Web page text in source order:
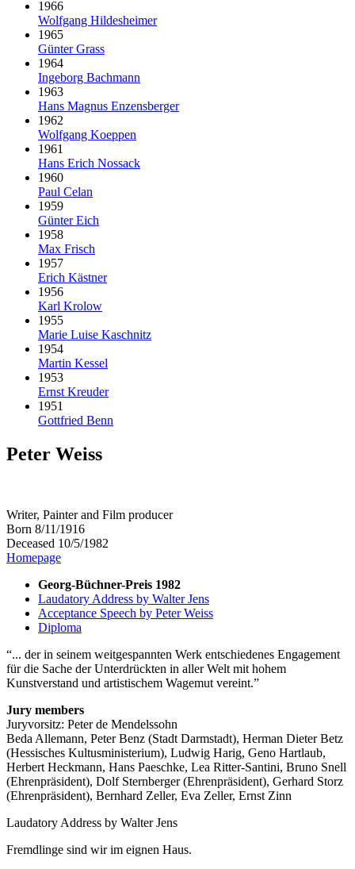
1966
Wolfgang Hildesheimer
1965
Günter Grass
1964
Ingeborg Bachmann
1963
Hans Magnus Enzensberger
1962
Wolfgang Koeppen
1961
Hans Erich Nossack
1960
Paul Celan
1959
Günter Eich
1958
Max Frisch
1957
Erich Kästner
1956
Karl Krolow
1955
Marie Luise Kaschnitz
1954
Martin Kessel
1953
Ernst Kreuder
1951
Gottfried Benn
Peter Weiss
Writer, Painter and Film producer
Born 8/11/1916
Deceased 10/5/1982
Homepage
Georg-Büchner-Preis 1982
Laudatory Address by Walter Jens
Acceptance Speech by Peter Weiss
Diploma
... der in seinem weitgespannten Werk entschiedenes Engagement
für die Sache der Unterdrückten in aller Welt mit hohem
Kunstverstand und artistischem Wagemut vereint.
Jury members
Juryvorsitz: Peter de Mendelssohn
Beda Allemann, Peter Benz (Stadt Darmstadt), Herman Dieter Betz
(Hessisches Kultusministerium), Ludwig Harig, Geno Hartlaub,
Herbert Heckmann, Hans Paeschke, Lea Ritter-Santini, Bruno Snell
(Ehrenpräsident), Dolf Sternberger (Ehrenpräsident), Gerhard Storz
(Ehrenpräsident), Bernhard Zeller, Eva Zeller, Ernst Zinn
Laudatory Address by Walter Jens
Fremdlinge sind wir im eignen Haus.